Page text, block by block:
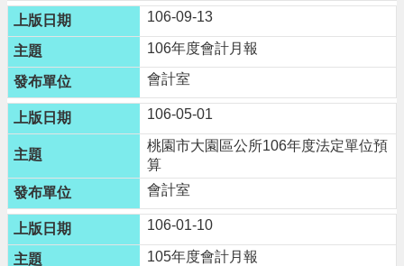
網
站
導
覽
市
政
信
箱
常
見
問
題
106-09-13
106年度會計月報
會計室
106-05-01
桃園市大園區公所106年度法定單位預
算
會計室
106-01-10
105年度會計月報